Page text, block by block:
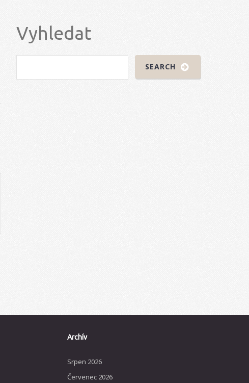
Vyhledat
Archív
Srpen 2026
Červenec 2026